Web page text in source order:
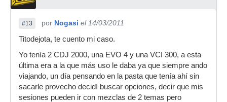
#13 por Nogasi el 14/03/2011
Titodejota, te cuento mi caso.
Yo tenía 2 CDJ 2000, una EVO 4 y una VCI 300, a esta
última era a la que más uso le daba ya que siempre ando
viajando, un día pensando en la pasta que tenía ahí sin
sacarle provecho decidí buscar opciones, decir que mis
sesiones pueden ir con mezclas de 2 temas pero